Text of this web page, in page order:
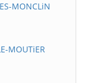
MONCLiN
MOUTiER